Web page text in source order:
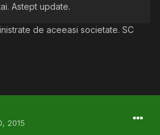
Astept update.
de aceeasi societate. SC
2015